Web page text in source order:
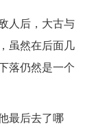
人后，大古与
虽然在后面几
落仍然是一个
最后去了哪